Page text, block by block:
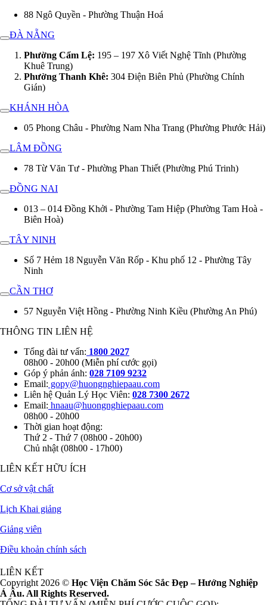
88 Ngô Quyền - Phường Thuận Hoá
ĐÀ NẴNG
Phường Cẩm Lệ: 195 – 197 Xô Viết Nghệ Tĩnh (Phường
Khuê Trung)
Phường Thanh Khê: 304 Điện Biên Phủ (Phường Chính
Gián)
KHÁNH HÒA
05 Phong Châu - Phường Nam Nha Trang (Phường Phước Hải)
LÂM ĐỒNG
78 Từ Văn Tư - Phường Phan Thiết (Phường Phú Trinh)
ĐỒNG NAI
013 – 014 Đồng Khởi - Phường Tam Hiệp (Phường Tam Hoà -
Biên Hoà)
TÂY NINH
Số 7 Hẻm 18 Nguyễn Văn Rốp - Khu phố 12 - Phường Tây
Ninh
CẦN THƠ
57 Nguyễn Việt Hồng - Phường Ninh Kiều (Phường An Phú)
THÔNG TIN LIÊN HỆ
Tổng đài tư vấn: 1800 2027
08h00 - 20h00 (Miễn phí cước gọi)
Góp ý phản ánh: 028 7109 9232
Email: gopy@huongnghiepaau.com
Liên hệ Quản Lý Học Viên: 028 7300 2672
Email: hnaau@huongnghiepaau.com
08h00 - 20h00
Thời gian hoạt động:
Thứ 2 - Thứ 7 (08h00 - 20h00)
Chủ nhật (08h00 - 17h00)
LIÊN KẾT HỮU ÍCH
Cơ sở vật chất
Lịch Khai giảng
Giảng viên
Điều khoản chính sách
LIÊN KẾT
Copyright 2026 © Học Viện Chăm Sóc Sắc Đẹp – Hướng Nghiệp
Á Âu. All Rights Reserved.